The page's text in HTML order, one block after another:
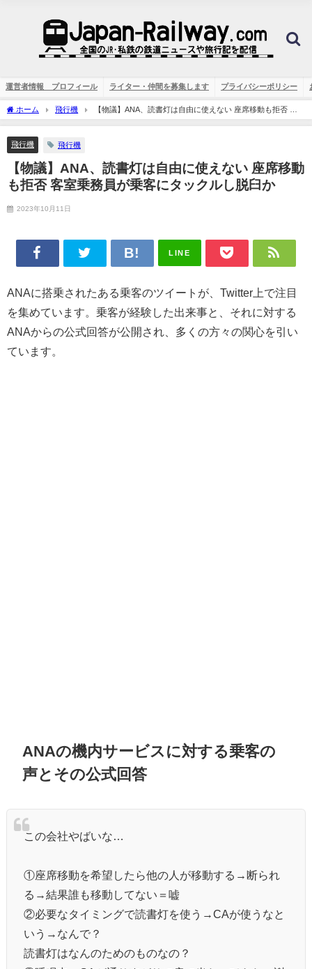
運営者情報 プロフィール ライター・仲間を募集します プライバシーポリシー
ホーム 飛行機
【物議】ANA、読書灯は自由に使えない 座席移動も拒否 客
室乗務員が乗客にタックルし脱臼か
飛行機 飛行機
【物議】ANA、読書灯は自由に使えない 座席移動
も拒否 客室乗務員が乗客にタックルし脱臼か
2023年10月11日
LINE
ANAに搭乗されたある乗客のツイートが、Twitter上で注目
を集めています。乗客が経験した出来事と、それに対する
ANAからの公式回答が公開され、多くの方々の関心を引い
ています。
ANAの機内サービスに対する乗客の
声とその公式回答
この会社やばいな…
①座席移動を希望したら他の人が移動する→断られ
る→結果誰も移動してない＝嘘
②必要なタイミングで読書灯を使う→CAが使うなと
いう→なんで？
読書灯はなんのためのものなの？